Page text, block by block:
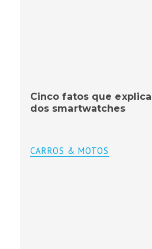
Cinco fatos que
dos smartwatches
CARROS & MOTOS